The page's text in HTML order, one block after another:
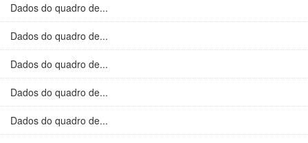
Dados do quadro de...
Dados do quadro de...
Dados do quadro de...
Dados do quadro de...
Dados do quadro de...